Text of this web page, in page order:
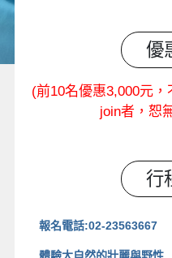
優
(前10名優惠3,000元
join者，恕
行
報名電話:02-23563667